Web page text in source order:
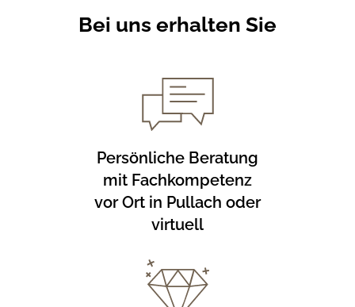
Bei uns erhalten Sie
Persönliche Beratung
mit Fachkompetenz
vor Ort in Pullach oder
virtuell